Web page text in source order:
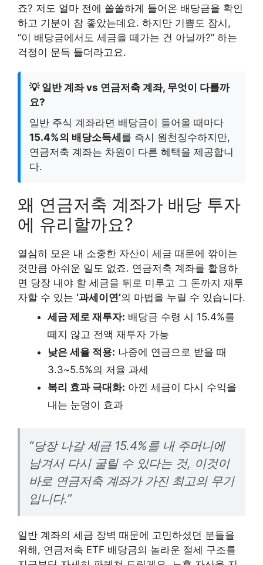
죠? 저도 얼마 전에 쏠쏠하게 들어온 배당금을 확인
하고 기분이 참 좋았는데요. 하지만 기쁨도 잠시,
“이 배당금에서도 세금을 떼가는 건 아닐까?” 하는
걱정이 문득 들더라고요.
💡 일반 계좌 vs 연금저축 계좌, 무엇이 다를까
요?
일반 주식 계좌라면 배당금이 들어올 때마다
15.4%의 배당소득세를 즉시 원천징수하지만,
연금저축 계좌는 차원이 다른 혜택을 제공합니
다.
왜 연금저축 계좌가 배당 투자
에 유리할까요?
열심히 모은 내 소중한 자산이 세금 때문에 깎이는
것만큼 아쉬운 일도 없죠. 연금저축 계좌를 활용하
면 당장 내야 할 세금을 뒤로 미루고 그 돈까지 재투
자할 수 있는 ‘과세이연’의 마법을 누릴 수 있습니다.
세금 제로 재투자: 배당금 수령 시 15.4%를
떼지 않고 전액 재투자 가능
낮은 세율 적용: 나중에 연금으로 받을 때
3.3~5.5%의 저율 과세
복리 효과 극대화: 아낀 세금이 다시 수익을
내는 눈덩이 효과
“당장 나갈 세금 15.4%를 내 주머니에
남겨서 다시 굴릴 수 있다는 것, 이것이
바로 연금저축 계좌가 가진 최고의 무기
입니다.”
일반 계좌의 세금 장벽 때문에 고민하셨던 분들을
위해, 연금저축 ETF 배당금의 놀라운 절세 구조를